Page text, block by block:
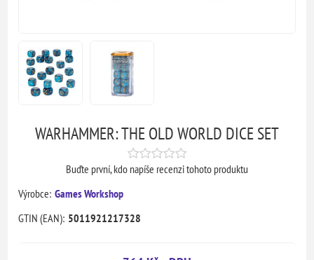
WARHAMMER: THE OLD WORLD DICE SET
Buďte první, kdo napíše recenzi tohoto produktu
Výrobce: Games Workshop
GTIN (EAN): 5011921217328